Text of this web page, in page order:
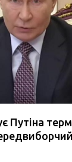
Путіна